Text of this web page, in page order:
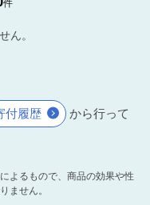
件
ん。
付履歴
から行って
よるもので、商品の効果や性
ません。